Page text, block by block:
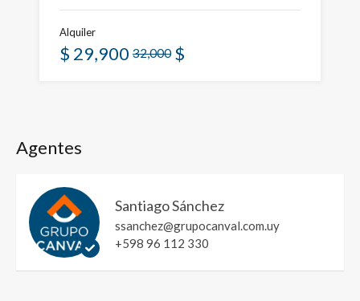
Alquiler
$ 29,900 32,000 $
Agentes
Santiago Sánchez
ssanchez@grupocanval.com.uy
+598 96 112 330